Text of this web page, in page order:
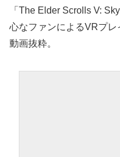
「The Elder Scrolls V:
心なファンによるVRプレ
動画抜粋。